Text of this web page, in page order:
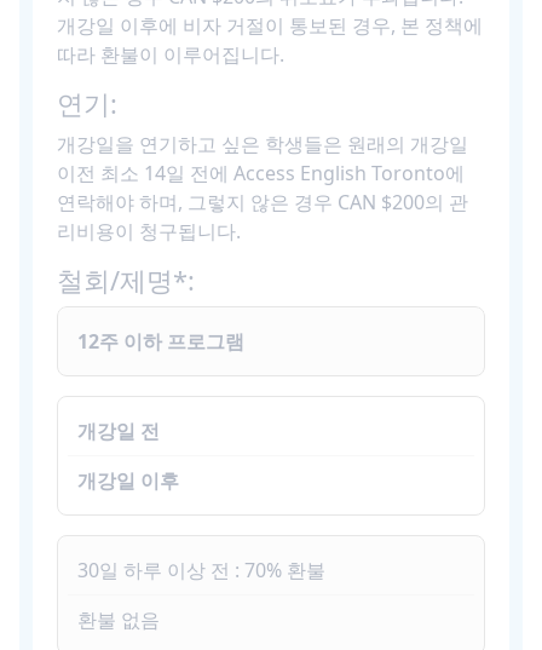
개강일 이후에 비자 거절이 통보된 경우, 본 정책에
따라 환불이 이루어집니다.
연기:
개강일을 연기하고 싶은 학생들은 원래의 개강일
이전 최소 14일 전에 Access English Toronto에
연락해야 하며, 그렇지 않은 경우 CAN $200의 관
리비용이 청구됩니다.
철회/제명*:
12주 이하 프로그램
개강일 전
개강일 이후
30일 하루 이상 전 : 70% 환불
환불 없음